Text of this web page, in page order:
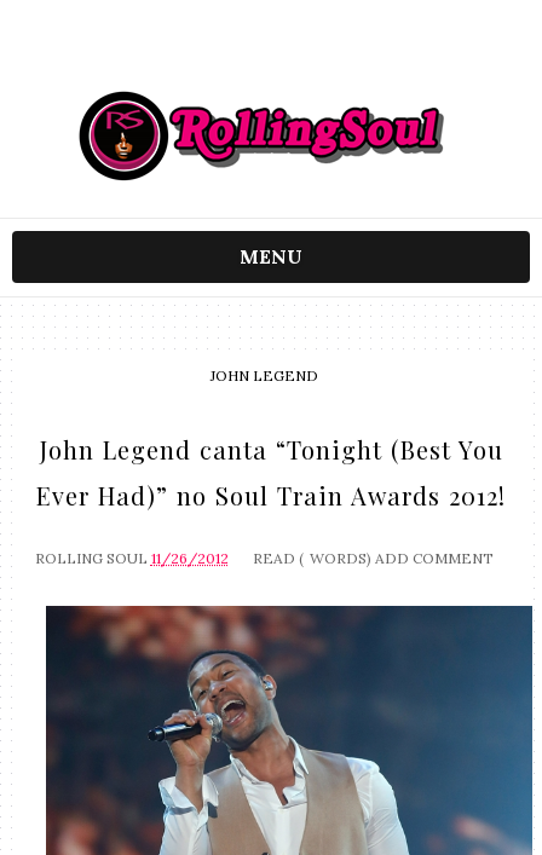
MENU
JOHN LEGEND
John Legend canta “Tonight (Best You
Ever Had)” no Soul Train Awards 2012!
ROLLING SOUL 11/26/2012 READ ( WORDS) ADD COMMENT